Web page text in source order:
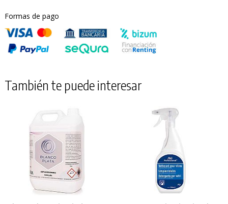
Formas de pago
También te puede interesar